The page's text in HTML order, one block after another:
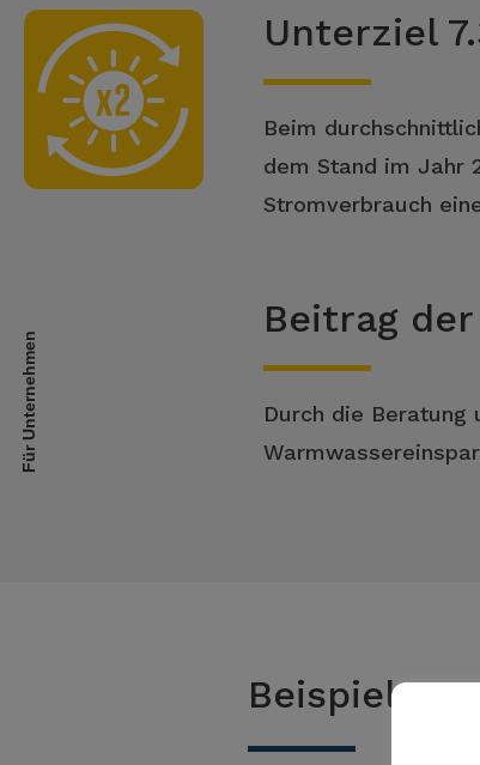
Unterziel
Beim
dem Stand im Jahr
Stromverbrauch
Beitrag
Durch die Beratung
Beispiele
Für Unternehmen